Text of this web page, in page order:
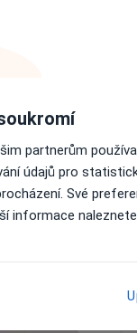
pokračování
partnerům
údajů pro
Své
informace